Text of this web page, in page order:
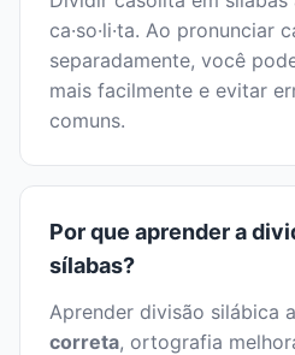
ca·so·li·ta. Ao pronunciar
separadamente, você
mais facilmente e evitar
comuns.
Por que aprender a
sílabas?
Aprender divisão silábica
correta, ortografia